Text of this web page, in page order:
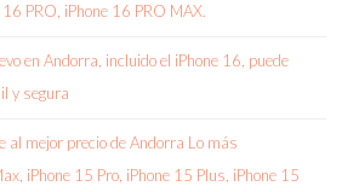
PRO, iPhone 16 PRO MAX.
en Andorra, incluido el iPhone 16, puede
y segura
al mejor precio de Andorra Lo más
iPhone 15 Pro, iPhone 15 Plus, iPhone 15